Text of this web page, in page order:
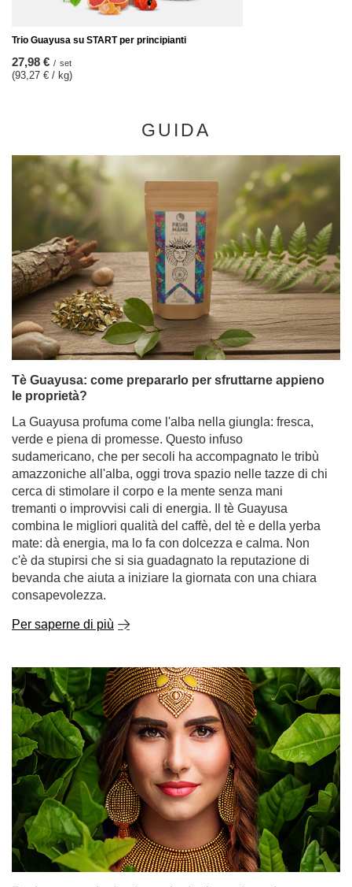
Trio Guayusa su START per principianti
27,98 € / set
(93,27 € / kg)
GUIDA
Tè Guayusa: come prepararlo per sfruttarne appieno
le proprietà?
La Guayusa profuma come l'alba nella giungla: fresca,
verde e piena di promesse. Questo infuso
sudamericano, che per secoli ha accompagnato le tribù
amazzoniche all'alba, oggi trova spazio nelle tazze di chi
cerca di stimolare il corpo e la mente senza mani
tremanti o improvvisi cali di energia. Il tè Guayusa
combina le migliori qualità del caffè, del tè e della yerba
mate: dà energia, ma lo fa con dolcezza e calma. Non
c'è da stupirsi che si sia guadagnato la reputazione di
bevanda che aiuta a iniziare la giornata con una chiara
consapevolezza.
Per saperne di più